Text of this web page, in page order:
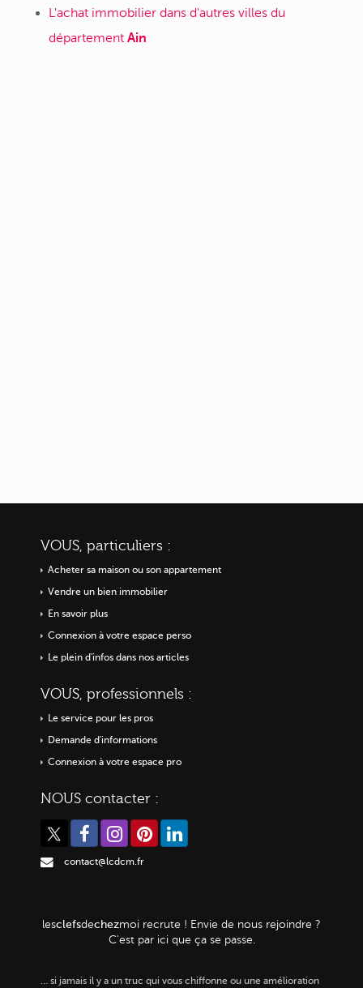
L'achat immobilier dans d'autres villes du
département Ain
VOUS, particuliers :
Acheter sa maison ou son appartement
Vendre un bien immobilier
En savoir plus
Connexion à votre espace perso
Le plein d'infos dans nos articles
VOUS, professionnels :
Le service pour les pros
Demande d'informations
Connexion à votre espace pro
NOUS contacter :
contact@lcdcm.fr
lesclefsdechezmoi recrute ! Envie de nous rejoindre ?
C'est par ici que ça se passe.
… si jamais il y a un truc qui vous chiffonne ou une amélioration